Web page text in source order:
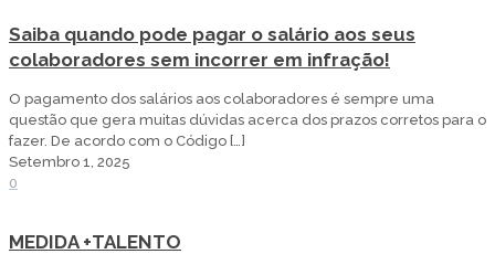
Saiba quando pode pagar o salário aos seus
colaboradores sem incorrer em infração!
O pagamento dos salários aos colaboradores é sempre uma
questão que gera muitas dúvidas acerca dos prazos corretos para o
fazer. De acordo com o Código […]
Setembro 1, 2025
0
MEDIDA +TALENTO